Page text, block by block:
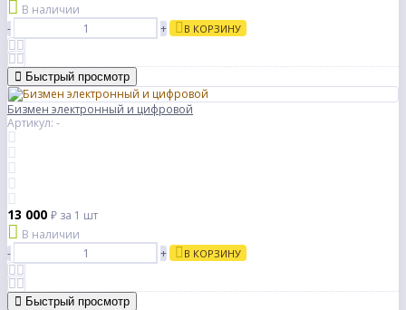
В наличии
-
+ В КОРЗИНУ
Быстрый просмотр
Бизмен электронный и цифровой
Артикул: -
13 000 ₽ за 1 шт
В наличии
-
+ В КОРЗИНУ
Быстрый просмотр